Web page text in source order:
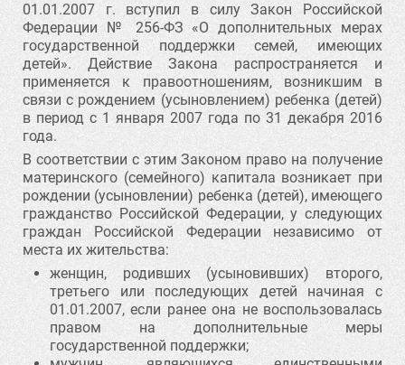
01.01.2007 г. вступил в силу Закон Российской
Федерации № 256-ФЗ «О дополнительных мерах
государственной поддержки семей, имеющих
детей». Действие Закона распространяется и
применяется к правоотношениям, возникшим в
связи с рождением (усыновлением) ребенка (детей)
в период с 1 января 2007 года по 31 декабря 2016
года.
В соответствии с этим Законом право на получение
материнского (семейного) капитала возникает при
рождении (усыновлении) ребенка (детей), имеющего
гражданство Российской Федерации, у следующих
граждан Российской Федерации независимо от
места их жительства:
женщин, родивших (усыновивших) второго,
третьего или последующих детей начиная с
01.01.2007, если ранее она не воспользовалась
правом на дополнительные меры
государственной поддержки;